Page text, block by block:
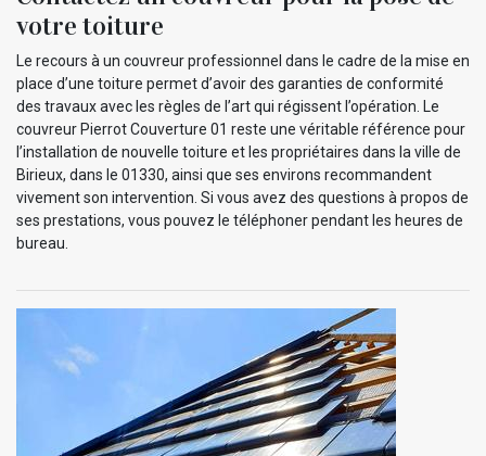
votre toiture
Le recours à un couvreur professionnel dans le cadre de la mise en
place d’une toiture permet d’avoir des garanties de conformité
des travaux avec les règles de l’art qui régissent l’opération. Le
couvreur Pierrot Couverture 01 reste une véritable référence pour
l’installation de nouvelle toiture et les propriétaires dans la ville de
Birieux, dans le 01330, ainsi que ses environs recommandent
vivement son intervention. Si vous avez des questions à propos de
ses prestations, vous pouvez le téléphoner pendant les heures de
bureau.